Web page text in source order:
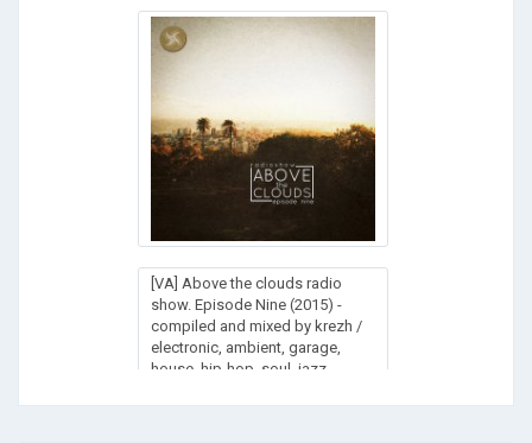
[VA] Above the clouds radio
show. Episode Nine (2015) -
compiled and mixed by krezh /
electronic, ambient, garage,
house, hip-hop, soul, jazz